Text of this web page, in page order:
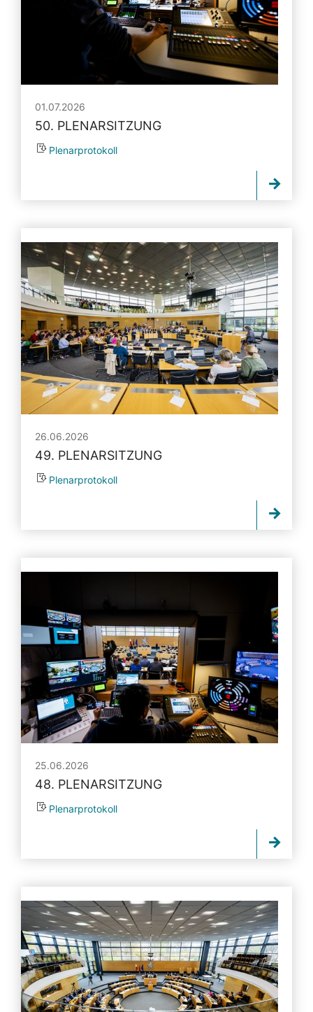
01.07.2026
50. PLENARSITZUNG
Plenarprotokoll
26.06.2026
49. PLENARSITZUNG
Plenarprotokoll
25.06.2026
48. PLENARSITZUNG
Plenarprotokoll